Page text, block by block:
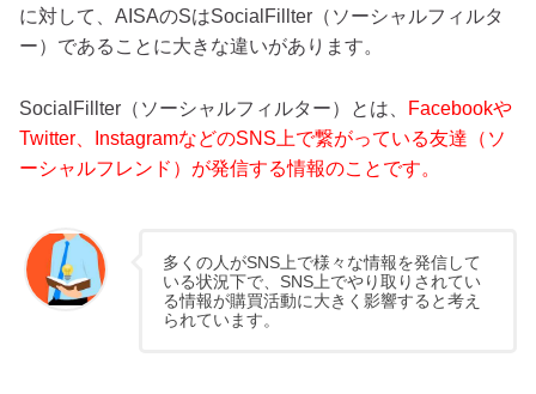
に対して、AISAのSはSocialFillter（ソーシャルフィルタ
ー）であることに大きな違いがあります。
SocialFillter（ソーシャルフィルター）とは、
Facebookや
Twitter、InstagramなどのSNS上で繋がっている友達（ソ
ーシャルフレンド）が発信する情報のことです。
多くの人がSNS上で様々な情報を発信して
いる状況下で、SNS上でやり取りされてい
る情報が購買活動に大きく影響すると考え
られています。